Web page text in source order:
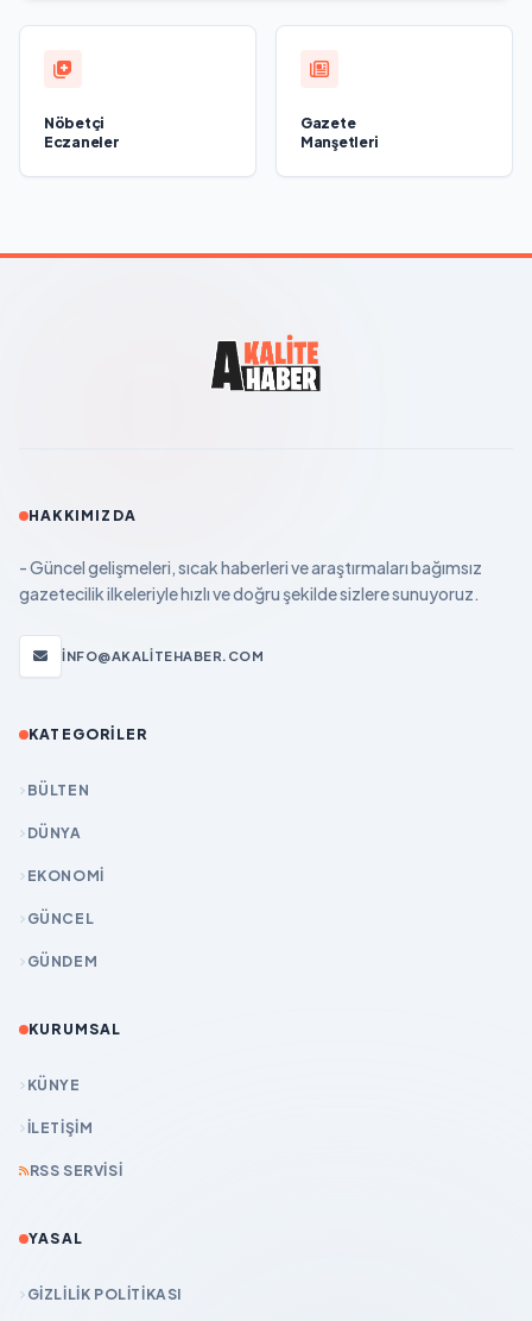
Nöbetçi
Eczaneler
Gazete
Manşetleri
HAKKIMIZDA
- Güncel gelişmeleri, sıcak haberleri ve araştırmaları bağımsız
gazetecilik ilkeleriyle hızlı ve doğru şekilde sizlere sunuyoruz.
INFO@AKALITEHABER.COM
KATEGORILER
BÜLTEN
DÜNYA
EKONOMİ
GÜNCEL
GÜNDEM
KURUMSAL
KÜNYE
İLETIŞIM
RSS SERVISI
YASAL
GIZLILIK POLITIKASI